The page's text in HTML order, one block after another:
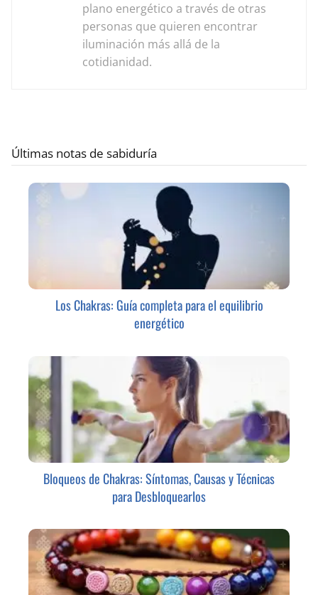
plano energético a través de otras
personas que quieren encontrar
iluminación más allá de la
cotidianidad.
Últimas notas de sabiduría
Los Chakras: Guía completa para el equilibrio
energético
Bloqueos de Chakras: Síntomas, Causas y Técnicas
para Desbloquearlos